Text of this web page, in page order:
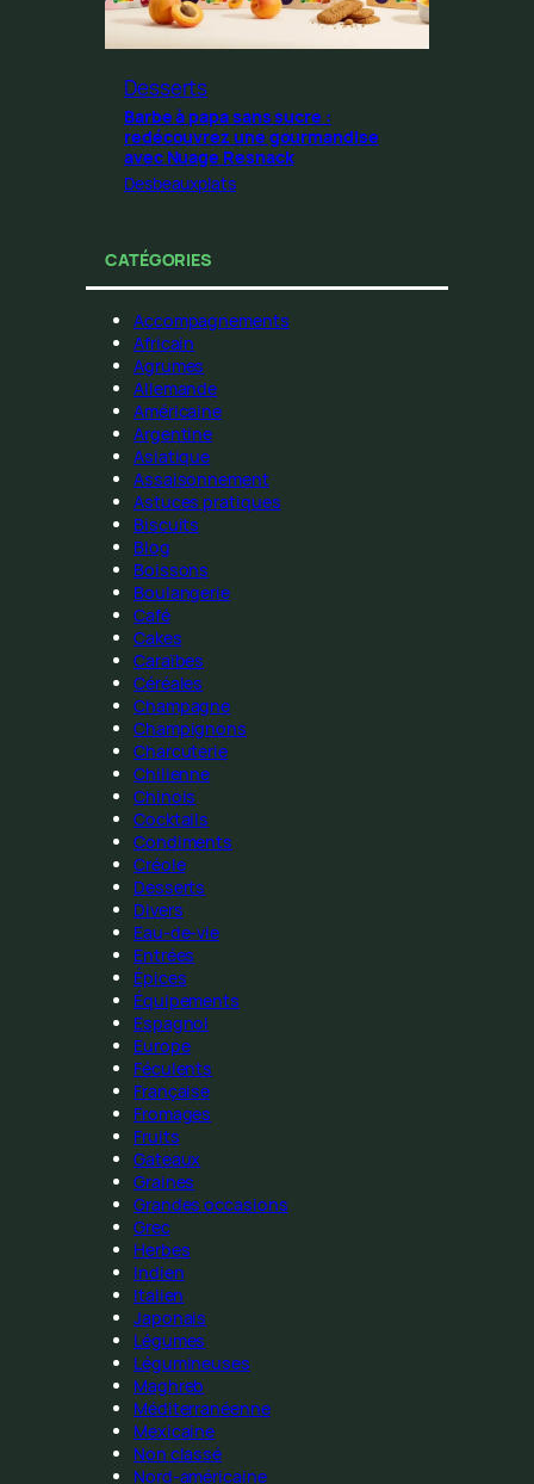
Desserts
Barbe à papa sans sucre :
redécouvrez une gourmandise
avec Nuage Resnack
Desbeauxplats
CATÉGORIES
Accompagnements
Africain
Agrumes
Allemande
Américaine
Argentine
Asiatique
Assaisonnement
Astuces pratiques
Biscuits
Blog
Boissons
Boulangerie
Café
Cakes
Caraïbes
Céréales
Champagne
Champignons
Charcuterie
Chilienne
Chinois
Cocktails
Condiments
Créole
Desserts
Divers
Eau-de-vie
Entrées
Épices
Équipements
Espagnol
Europe
Féculents
Française
Fromages
Fruits
Gateaux
Graines
Grandes occasions
Grec
Herbes
Indien
Italien
Japonais
Légumes
Légumineuses
Maghreb
Méditerranéenne
Mexicaine
Non classé
Nord-américaine